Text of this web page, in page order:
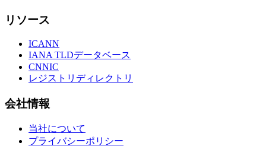
リソース
ICANN
IANA TLDデータベース
CNNIC
レジストリディレクトリ
会社情報
当社について
プライバシーポリシー